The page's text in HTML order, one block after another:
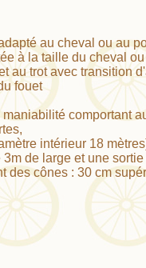
au cheval ou au
à la taille du cheval
au trot avec transition
fouet
comportant
intérieur 18
de large et une
des cônes : 30 cm